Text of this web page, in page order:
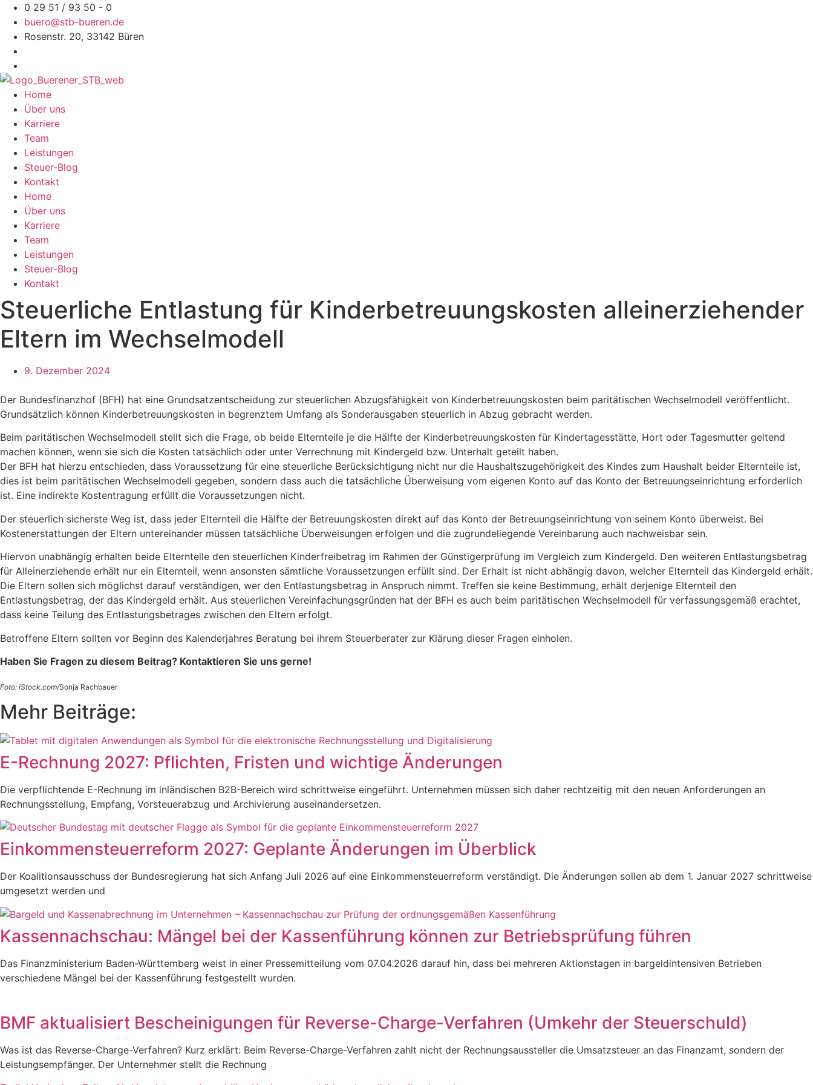
Zum
Inhalt
springen
0 29 51 / 93 50 - 0
buero@stb-bueren.de
Rosenstr. 20, 33142 Büren
Home
Über uns
Karriere
Team
Leistungen
Steuer-Blog
Kontakt
Home
Über uns
Karriere
Team
Leistungen
Steuer-Blog
Kontakt
Steuerliche Entlastung für Kinderbetreuungskosten alleinerziehender
Eltern im Wechselmodell
9. Dezember 2024
Der Bundesfinanzhof (BFH) hat eine Grundsatzentscheidung zur steuerlichen Abzugsfähigkeit von Kinderbetreuungskosten beim paritätischen Wechselmodell veröffentlicht.
Grundsätzlich können Kinderbetreuungskosten in begrenztem Umfang als Sonderausgaben steuerlich in Abzug gebracht werden.
Beim paritätischen Wechselmodell stellt sich die Frage, ob beide Elternteile je die Hälfte der Kinderbetreuungskosten für Kindertagesstätte, Hort oder Tagesmutter geltend
machen können, wenn sie sich die Kosten tatsächlich oder unter Verrechnung mit Kindergeld bzw. Unterhalt geteilt haben.
Der BFH hat hierzu entschieden, dass Voraussetzung für eine steuerliche Berücksichtigung nicht nur die Haushaltszugehörigkeit des Kindes zum Haushalt beider Elternteile ist,
dies ist beim paritätischen Wechselmodell gegeben, sondern dass auch die tatsächliche Überweisung vom eigenen Konto auf das Konto der Betreuungseinrichtung erforderlich
ist. Eine indirekte Kostentragung erfüllt die Voraussetzungen nicht.
Der steuerlich sicherste Weg ist, dass jeder Elternteil die Hälfte der Betreuungskosten direkt auf das Konto der Betreuungseinrichtung von seinem Konto überweist. Bei
Kostenerstattungen der Eltern untereinander müssen tatsächliche Überweisungen erfolgen und die zugrundeliegende Vereinbarung auch nachweisbar sein.
Hiervon unabhängig erhalten beide Elternteile den steuerlichen Kinderfreibetrag im Rahmen der Günstigerprüfung im Vergleich zum Kindergeld. Den weiteren Entlastungsbetrag
für Alleinerziehende erhält nur ein Elternteil, wenn ansonsten sämtliche Voraussetzungen erfüllt sind. Der Erhalt ist nicht abhängig davon, welcher Elternteil das Kindergeld erhält.
Die Eltern sollen sich möglichst darauf verständigen, wer den Entlastungsbetrag in Anspruch nimmt. Treffen sie keine Bestimmung, erhält derjenige Elternteil den
Entlastungsbetrag, der das Kindergeld erhält. Aus steuerlichen Vereinfachungsgründen hat der BFH es auch beim paritätischen Wechselmodell für verfassungsgemäß erachtet,
dass keine Teilung des Entlastungsbetrages zwischen den Eltern erfolgt.
Betroffene Eltern sollten vor Beginn des Kalenderjahres Beratung bei ihrem Steuerberater zur Klärung dieser Fragen einholen.
Haben Sie Fragen zu diesem Beitrag? Kontaktieren Sie uns gerne!
Foto: iStock.com/Sonja Rachbauer
Mehr Beiträge:
E-Rechnung 2027: Pflichten, Fristen und wichtige Änderungen
Die verpflichtende E-Rechnung im inländischen B2B-Bereich wird schrittweise eingeführt. Unternehmen müssen sich daher rechtzeitig mit den neuen Anforderungen an
Rechnungsstellung, Empfang, Vorsteuerabzug und Archivierung auseinandersetzen.
Einkommensteuerreform 2027: Geplante Änderungen im Überblick
Der Koalitionsausschuss der Bundesregierung hat sich Anfang Juli 2026 auf eine Einkommensteuerreform verständigt. Die Änderungen sollen ab dem 1. Januar 2027 schrittweise
umgesetzt werden und
Kassennachschau: Mängel bei der Kassenführung können zur Betriebsprüfung führen
Das Finanzministerium Baden-Württemberg weist in einer Pressemitteilung vom 07.04.2026 darauf hin, dass bei mehreren Aktionstagen in bargeldintensiven Betrieben
verschiedene Mängel bei der Kassenführung festgestellt wurden.
BMF aktualisiert Bescheinigungen für Reverse-Charge-Verfahren (Umkehr der Steuerschuld)
Was ist das Reverse-Charge-Verfahren? Kurz erklärt: Beim Reverse-Charge-Verfahren zahlt nicht der Rechnungsaussteller die Umsatzsteuer an das Finanzamt, sondern der
Leistungsempfänger. Der Unternehmer stellt die Rechnung